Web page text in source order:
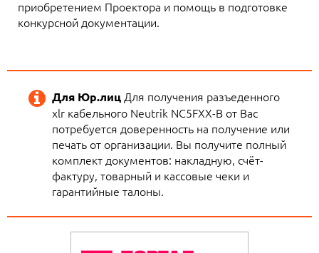
приобретением Проектора и помощь в подготовке
конкурсной документации.
Для Юр.лицДля получения разъеденного
xlr кабельного Neutrik NC5FXX-B от Вас
потребуется доверенность на получение или
печать от организации. Вы получите полный
комплект документов: накладную, счёт-
фактуру, товарный и кассовые чеки и
гарантийные талоны.